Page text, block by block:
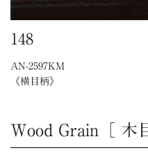
148
AN-2597KM
《横目柄》
Wood Grain 木